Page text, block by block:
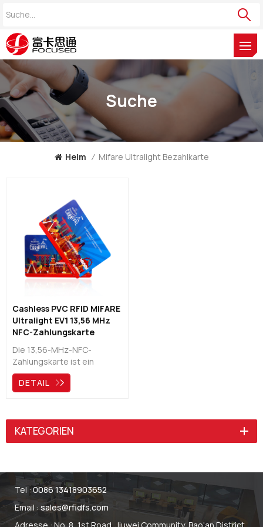
Suche
Heim / Mifare Ultralight Bezahlkarte
Cashless PVC RFID MIFARE
Ultralight EV1 13,56 MHz
NFC-Zahlungskarte
Die 13,56-MHz-NFC-
Zahlungskarte ist ein
Zahlungsprodukt, das kein
Bargeld erfordert. Sie
des Kartenlesers halten
oder tippen. All dies basiert
auf Ihrem eigenen
DETAIL
KATEGORIEN
Tel :0086 13418903652
Email :sales@rfidfs.com